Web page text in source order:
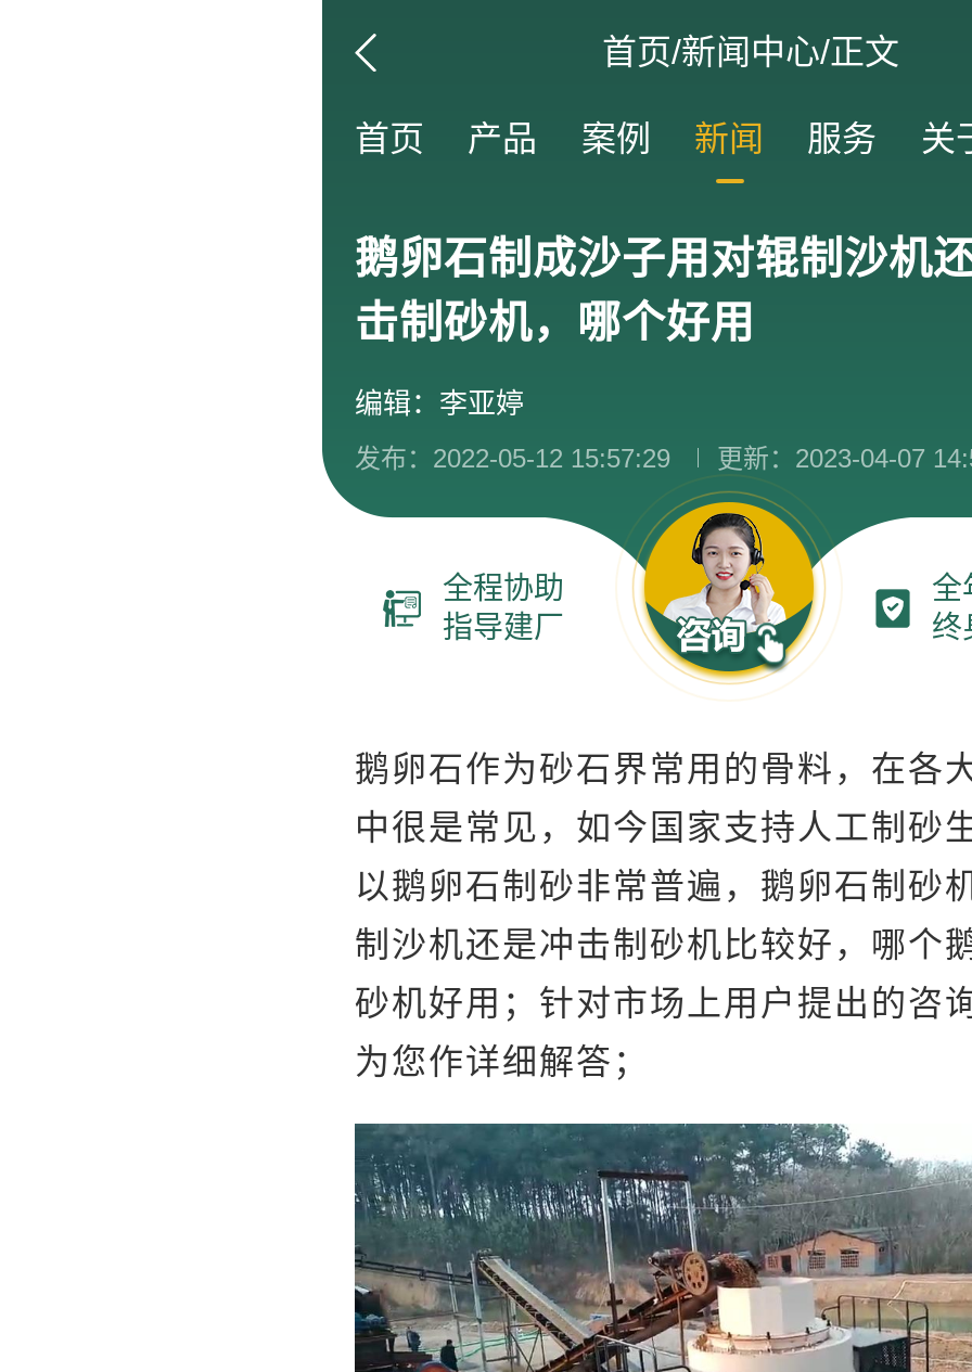
首页/新闻中心/正文
首页 产品 案例 新闻 服务 关
鹅卵石制成沙子用对辊制沙机
击制砂机，哪个好用
编辑：李亚婷
发布：2022-05-12 15:57:29 更新：2023-04-07
全程协助
指导建厂
全
终
鹅卵石作为砂石界常用的骨料，在各
中很是常见，如今国家支持人工制砂
以鹅卵石制砂非常普遍，鹅卵石制砂
制沙机还是冲击制砂机比较好，哪个
砂机好用；针对市场上用户提出的咨
为您作详细解答；